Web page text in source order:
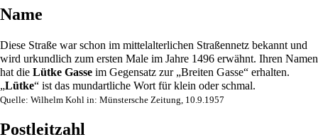
Name
Diese Straße war schon im mittelalterlichen Straßennetz bekannt und
wird urkundlich zum ersten Male im Jahre 1496 erwähnt. Ihren Namen
hat die Lütke Gasse im Gegensatz zur „Breiten Gasse“ erhalten.
„Lütke“ ist das mundartliche Wort für klein oder schmal.
Quelle: Wilhelm Kohl in: Münstersche Zeitung, 10.9. 1957
Postleitzahl